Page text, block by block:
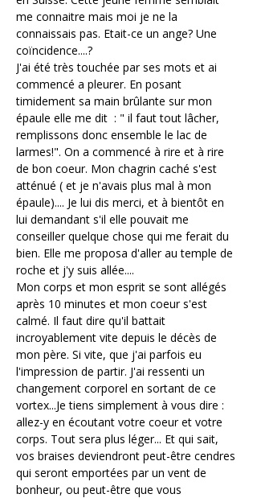
me connaitre mais moi je ne la
connaissais pas. Etait-ce un ange? Une
coïncidence....?
J'ai été très touchée par ses mots et ai
commencé a pleurer. En posant
timidement sa main brûlante sur mon
épaule elle me dit  : " il faut tout lâcher,
remplissons donc ensemble le lac de
larmes!". On a commencé à rire et à rire
de bon coeur. Mon chagrin caché s'est
atténué ( et je n'avais plus mal à mon
épaule).... Je lui dis merci, et à bientôt en
lui demandant s'il elle pouvait me
conseiller quelque chose qui me ferait du
bien. Elle me proposa d'aller au temple de
roche et j'y suis allée....
Mon corps et mon esprit se sont allégés
après 10 minutes et mon coeur s'est
calmé. Il faut dire qu'il battait
incroyablement vite depuis le décès de
mon père. Si vite, que j'ai parfois eu
l'impression de partir. J'ai ressenti un
changement corporel en sortant de ce
vortex...Je tiens simplement à vous dire :
allez-y en écoutant votre coeur et votre
corps. Tout sera plus léger... Et qui sait,
vos braises deviendront peut-être cendres
qui seront emportées par un vent de
bonheur, ou peut-être que vous